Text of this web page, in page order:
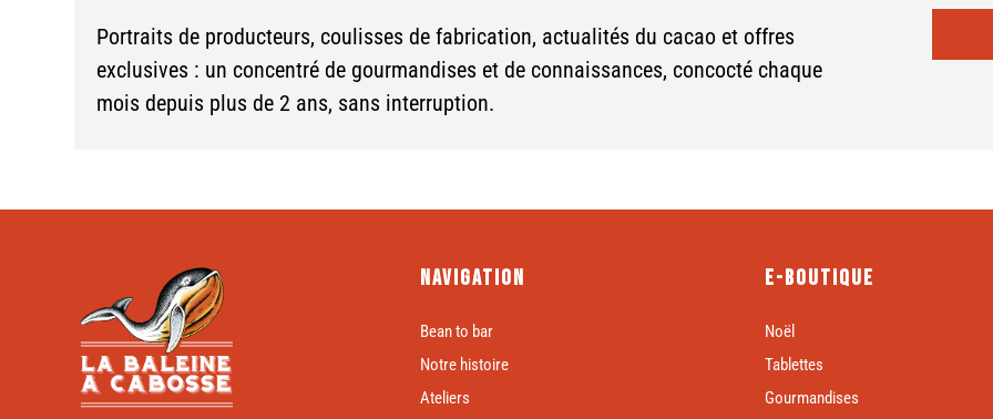
Portraits de producteurs, coulisses de fabrication, actualités du cacao et offres
exclusives : un concentré de gourmandises et de connaissances, concocté chaque
mois depuis plus de 2 ans, sans interruption.
Navigation
Bean to bar
Notre histoire
Ateliers
E-boutique
Noël
Tablettes
Gourmandises